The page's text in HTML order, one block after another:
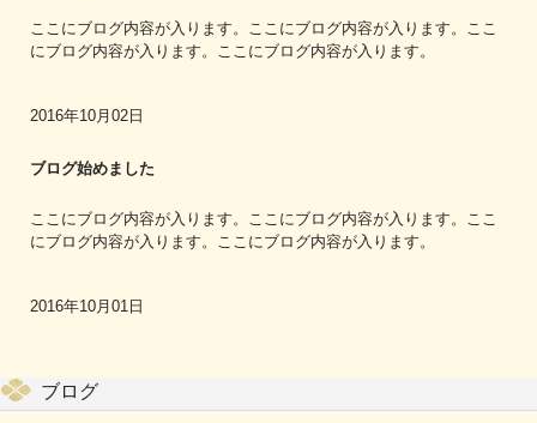
ここにブログ内容が入ります。ここにブログ内容が入ります。ここ
にブログ内容が入ります。ここにブログ内容が入ります。
2016年10月02日
ブログ始めました
ここにブログ内容が入ります。ここにブログ内容が入ります。ここ
にブログ内容が入ります。ここにブログ内容が入ります。
2016年10月01日
ブログ